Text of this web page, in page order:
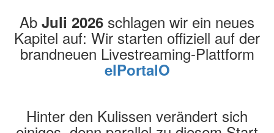
Ab Juli 2026 schlagen wir ein neues
Kapitel auf: Wir starten offiziell auf der
brandneuen Livestreaming-Plattform
elPortalO
Hinter den Kulissen verändert sich